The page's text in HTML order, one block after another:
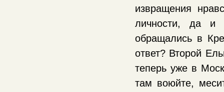
извращения
личности, да и
обращались в
ответ? Второй
теперь уже в
там воюйте,